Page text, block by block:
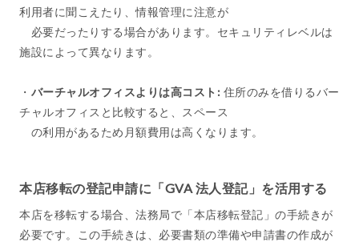
利用者に聞こえたり、情報管理に注意が
必要だったりする場合があります。セキュリティレベルは
施設によって異なります。
・ バーチャルオフィスよりは高コスト: 住所のみを借りるバー
チャルオフィスと比較すると、スペース
の利用があるため月額費用は高くなります。
本店移転の登記申請に「GVA 法人登記」を活用する
本店を移転する場合、法務局で「本店移転登記」の手続きが
必要です。この手続きは、必要書類の準備や申請書の作成が